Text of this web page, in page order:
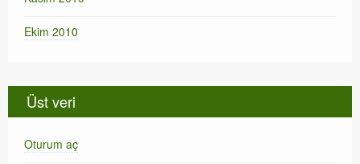
Ekim 2010
Üst veri
Oturum aç